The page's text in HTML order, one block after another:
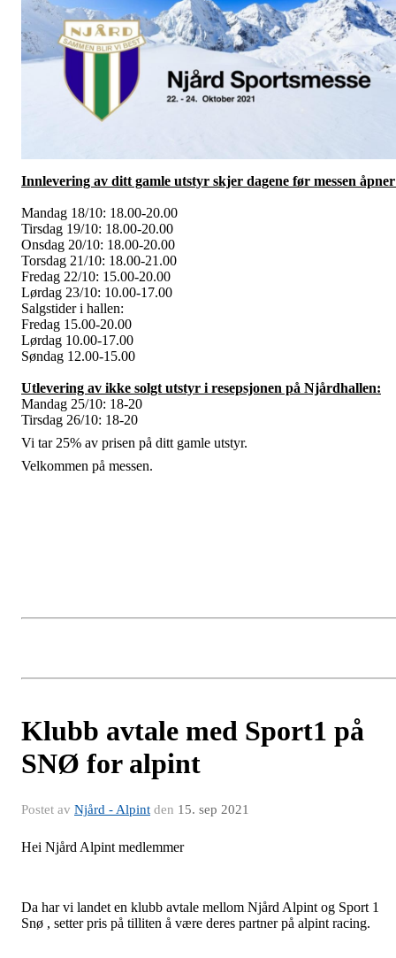
Innlevering av ditt gamle utstyr skjer dagene før messen
Mandag 18/10: 18.00-20.00
Tirsdag 19/10: 18.00-20.00
Onsdag 20/10: 18.00-20.00
Torsdag 21/10: 18.00-21.00
Fredag 22/10: 15.00-20.00
Lørdag 23/10: 10.00-17.00
Salgstider i hallen:
Fredag 15.00-20.00
Lørdag 10.00-17.00
Søndag 12.00-15.00
Utlevering av ikke solgt utstyr i resepsjonen på Njårdhallen:
Mandag 25/10: 18-20
Tirsdag 26/10: 18-20
Vi tar 25% av prisen på ditt gamle utstyr.
Velkommen på messen.
Klubb avtale med Sport1 på
SNØ for alpint
Postet av Njård - Alpint den 15. sep 2021
Hei Njård Alpint medlemmer
Da har vi landet en klubb avtale mellom Njård Alpint og Sport 1
Snø , setter pris på tilliten å være deres partner på alpint racing.